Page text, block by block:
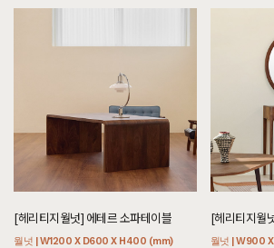
[헤리티지월넛] 에테르 소파테이블
월넛 | W1200 X D600 X H400 (mm)
[헤리티지월
월넛 | W900